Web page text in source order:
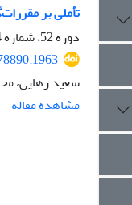
تأملی بر
دوره 52، شماره 4، زمستان 1401، صفحه
سعید رهایی،
مشاهده مقاله